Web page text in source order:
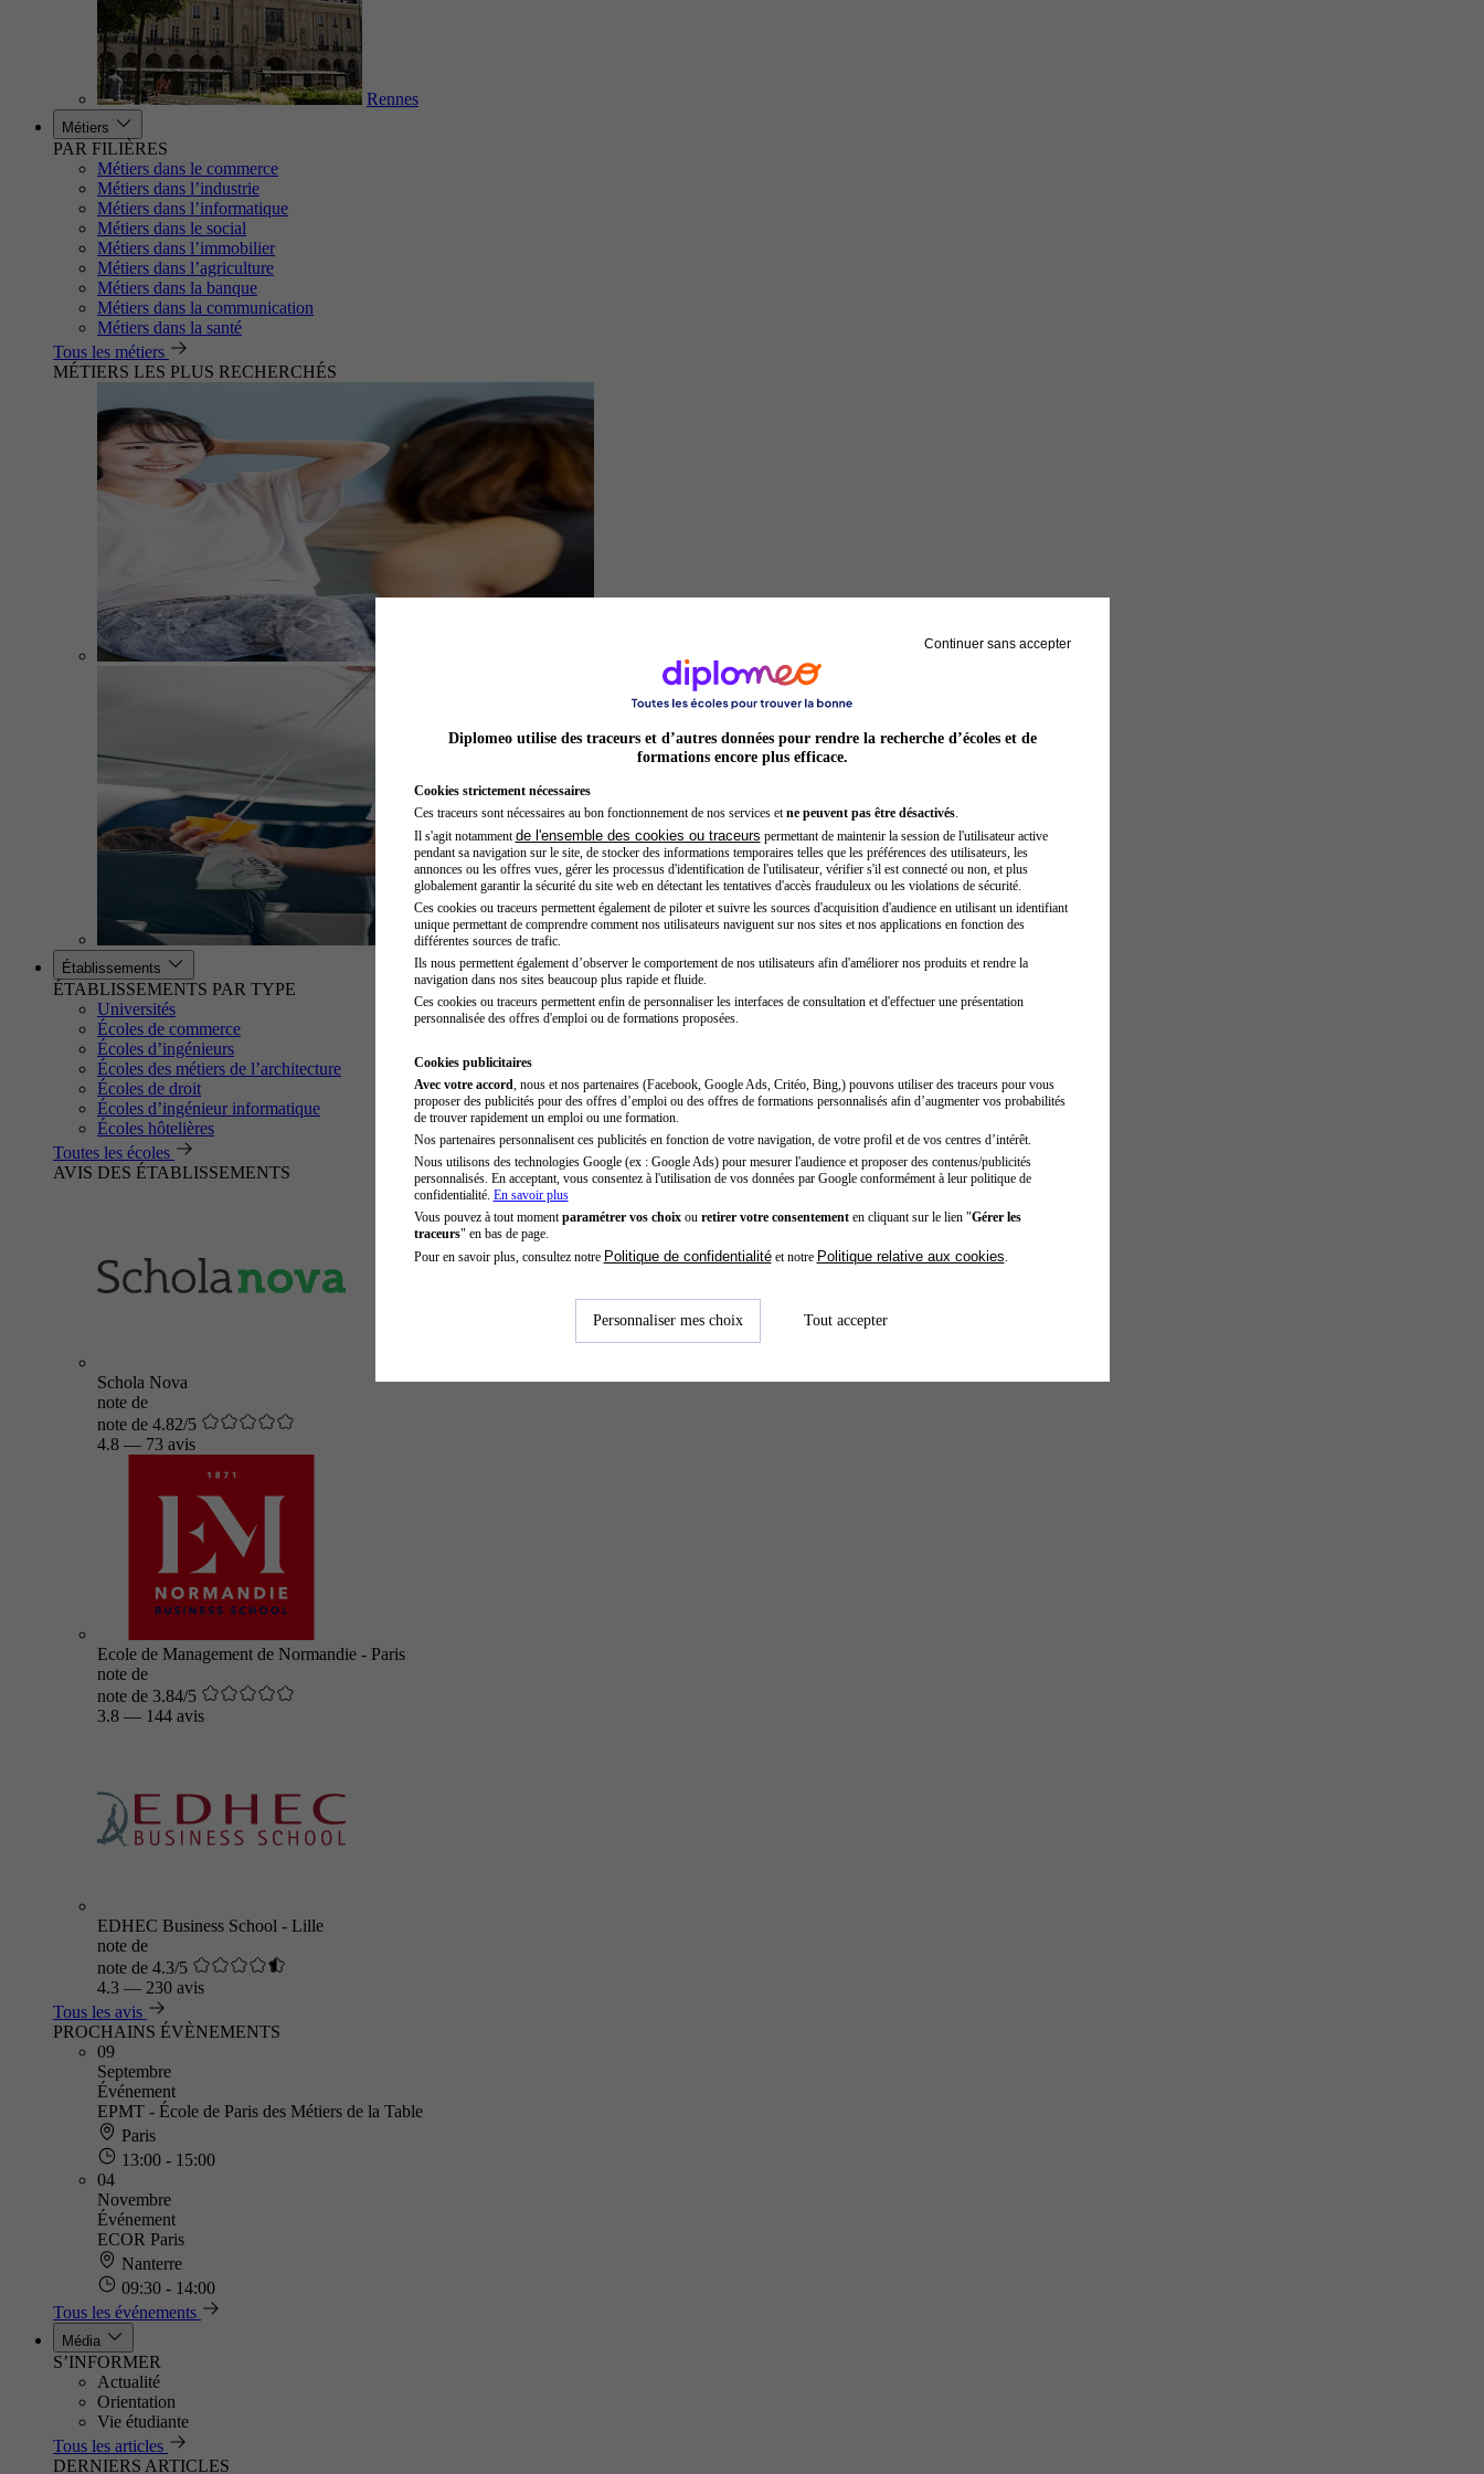
Rennes
Métiers
PAR FILIÈRES
Métiers dans le commerce
Métiers dans l’industrie
Métiers dans l’informatique
Métiers dans le social
Métiers dans l’immobilier
Métiers dans l’agriculture
Métiers dans la banque
Métiers dans la communication
Métiers dans la santé
Tous les métiers
MÉTIERS LES PLUS RECHERCHÉS
Préparateur physique
Établissements
ÉTABLISSEMENTS PAR TYPE
Universités
Écoles de commerce
Écoles d’ingénieurs
Écoles des métiers de l’architecture
Écoles de droit
Écoles d’ingénieur informatique
Écoles hôtelières
Toutes les écoles
AVIS DES ÉTABLISSEMENTS
Schola Nova
note de
note de 4.82/5
4.8 — 73 avis
Ecole de Management de Normandie - Paris
note de
note de 3.84/5
3.8 — 144 avis
EDHEC Business School - Lille
note de
note de 4.3/5
4.3 — 230 avis
Tous les avis
PROCHAINS ÉVÈNEMENTS
09
Septembre
Événement
EPMT - École de Paris des Métiers de la Table
Paris
13:00 - 15:00
04
Novembre
Événement
ECOR Paris
Nanterre
09:30 - 14:00
Tous les événements
Média
S’INFORMER
Actualité
Orientation
Vie étudiante
Tous les articles
DERNIERS ARTICLES
Continuer sans accepter
Diplomeo utilise des traceurs et d’autres données pour rendre la recherche d’écoles et de
formations encore plus efficace.
Cookies strictement nécessaires
Ces traceurs sont nécessaires au bon fonctionnement de nos services et ne peuvent pas être désactivés.
Il s'agit notamment de l'ensemble des cookies ou traceurs permettant de maintenir la session de l'utilisateur active
pendant sa navigation sur le site, de stocker des informations temporaires telles que les préférences des utilisateurs, les
annonces ou les offres vues, gérer les processus d'identification de l'utilisateur, vérifier s'il est connecté ou non, et plus
globalement garantir la sécurité du site web en détectant les tentatives d'accès frauduleux ou les violations de sécurité.
Ces cookies ou traceurs permettent également de piloter et suivre les sources d'acquisition d'audience en utilisant un identifiant
unique permettant de comprendre comment nos utilisateurs naviguent sur nos sites et nos applications en fonction des
différentes sources de trafic.
Ils nous permettent également d’observer le comportement de nos utilisateurs afin d'améliorer nos produits et rendre la
navigation dans nos sites beaucoup plus rapide et fluide.
Ces cookies ou traceurs permettent enfin de personnaliser les interfaces de consultation et d'effectuer une présentation
personnalisée des offres d'emploi ou de formations proposées.
Cookies publicitaires
Avec votre accord , nous et nos partenaires (Facebook, Google Ads, Critéo, Bing,) pouvons utiliser des traceurs pour vous
proposer des publicités pour des offres d’emploi ou des offres de formations personnalisés afin d’augmenter vos probabilités
de trouver rapidement un emploi ou une formation.
Nos partenaires personnalisent ces publicités en fonction de votre navigation, de votre profil et de vos centres d’intérêt.
Nous utilisons des technologies Google (ex : Google Ads) pour mesurer l'audience et proposer des contenus/publicités
personnalisés. En acceptant, vous consentez à l'utilisation de vos données par Google conformément à leur politique de
confidentialité. En savoir plus
Vous pouvez à tout moment paramétrer vos choixou retirer votre consentementen cliquant sur le lien "Gérer les
traceurs" en bas de page.
Pour en savoir plus, consultez notre Politique de confidentialitéet notre Politique relative aux cookies
Personnaliser mes choix Tout accepter